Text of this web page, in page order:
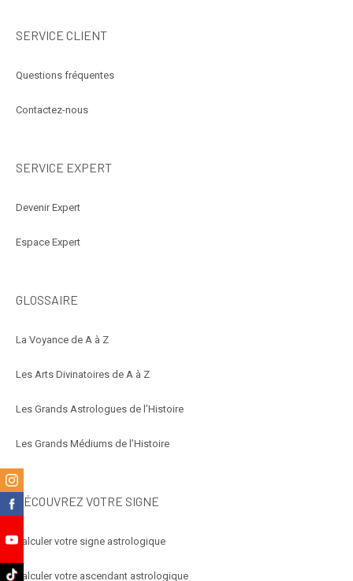
SERVICE CLIENT
Questions fréquentes
Contactez-nous
SERVICE EXPERT
Devenir Expert
Espace Expert
GLOSSAIRE
La Voyance de A à Z
Les Arts Divinatoires de A à Z
Les Grands Astrologues de l’Histoire
Les Grands Médiums de l’Histoire
DÉCOUVREZ VOTRE SIGNE
Calculer votre signe astrologique
Calculer votre ascendant astrologique